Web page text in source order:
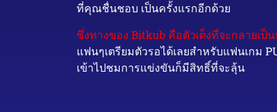
ที่คุณชื่นชอบ เป็นครั้งแรกอีกด้วย
ซึ่งทางของ Bitkub คือตัวเต็งที่จะกลายเ
แฟนๆเตรียมตัวรอได้เลยสำหรับแฟนเกม
เข้าไปชมการแข่งขันก็มีสิทธิ์ที่จะลุ้น